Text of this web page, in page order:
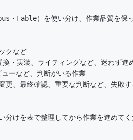
・Fable）を使い分け、作業品質を保
クなど
実装、ライティングなど、迷わず進
ーなど、判断がいる作業
、最終確認、重要な判断など、失敗す
けを表で整理してから作業を進め